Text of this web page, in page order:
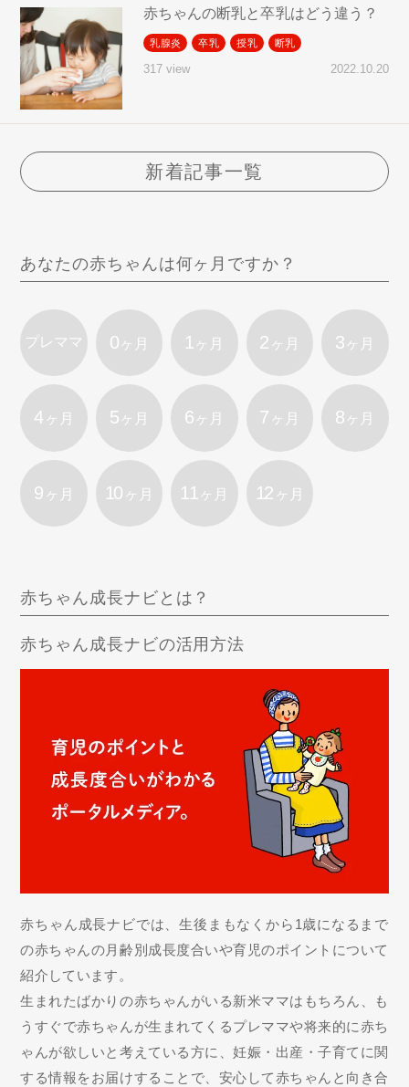
赤ちゃんの断乳と卒乳はどう違う？
乳腺炎 卒乳 授乳 断乳
317 view 2022.10.20
新着記事一覧
あなたの赤ちゃんは何ヶ月ですか？
プレママ 0 ヶ月 1 ヶ月 2 ヶ月 3 ヶ月
4 ヶ月 5 ヶ月 6 ヶ月 7 ヶ月 8 ヶ月
9 ヶ月 10 ヶ月 11 ヶ月 12 ヶ月
赤ちゃん成長ナビとは？
赤ちゃん成長ナビの活用方法
赤ちゃん成長ナビでは、生後まもなくから1歳になるまで
の赤ちゃんの月齢別成長度合いや育児のポイントについて
紹介しています。
生まれたばかりの赤ちゃんがいる新米ママはもちろん、も
うすぐで赤ちゃんが生まれてくるプレママや将来的に赤ち
ゃんが欲しいと考えている方に、妊娠・出産・子育てに関
する情報をお届けすることで、安心して赤ちゃんと向き合